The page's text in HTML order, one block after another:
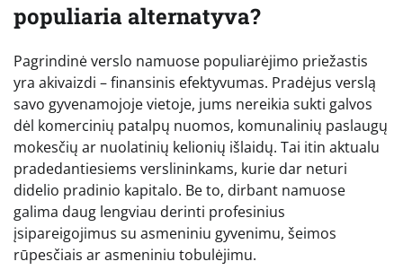
populiaria alternatyva?
Pagrindinė verslo namuose populiarėjimo priežastis
yra akivaizdi – finansinis efektyvumas. Pradėjus verslą
savo gyvenamojoje vietoje, jums nereikia sukti galvos
dėl komercinių patalpų nuomos, komunalinių paslaugų
mokesčių ar nuolatinių kelionių išlaidų. Tai itin aktualu
pradedantiesiems verslininkams, kurie dar neturi
didelio pradinio kapitalo. Be to, dirbant namuose
galima daug lengviau derinti profesinius
įsipareigojimus su asmeniniu gyvenimu, šeimos
rūpesčiais ar asmeniniu tobulėjimu.